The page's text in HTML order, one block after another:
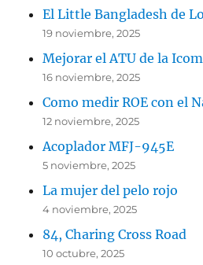
El Little Bangladesh de
19 noviembre, 2025
Mejorar el ATU de la
16 noviembre, 2025
Como medir ROE con el
12 noviembre, 2025
Acoplador MFJ-945E
5 noviembre, 2025
La mujer del pelo rojo
4 noviembre, 2025
84, Charing Cross Road
10 octubre, 2025